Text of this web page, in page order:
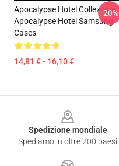
Apocalypse Hotel Collezione
Apocalypse Hotel Samsung
Cases
14,81 € - 16,10 €
-20%
Spedizione mondiale
Spediamo in oltre 200 paesi